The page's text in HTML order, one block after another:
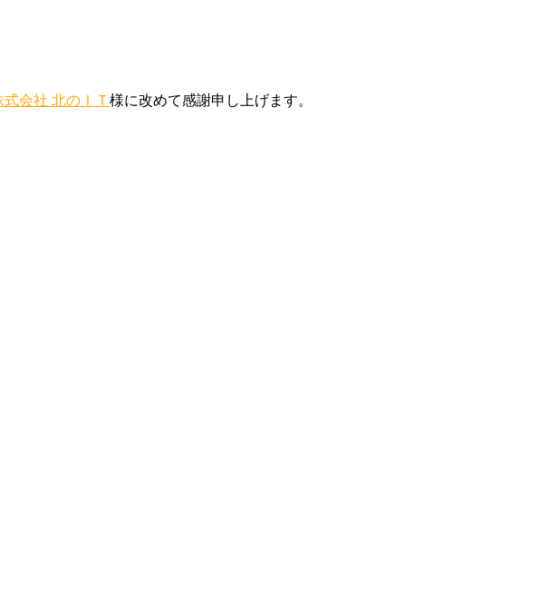
式会社 北のＩＴ 様に改めて感謝申し上げます。